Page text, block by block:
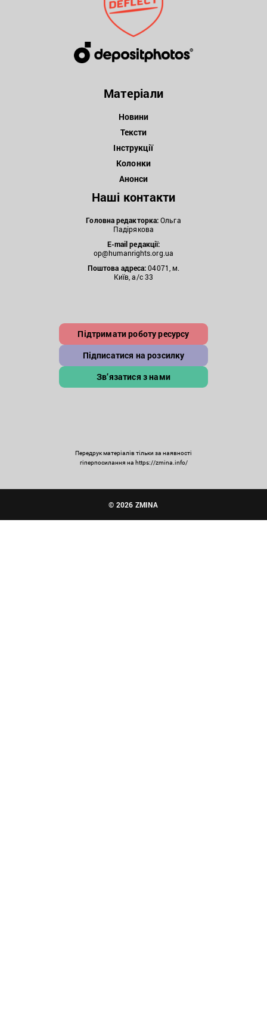
Матеріали
Новини
Тексти
Інструкції
Колонки
Анонси
Наші контакти
Головна редакторка:Ольга
Падірякова
E-mail редакції:
op@humanrights.org.ua
Поштова адреса:04071, м.
Київ, а/с 33
Підтримати роботу ресурсу
Підписатися на розсилку
Зв’язатися з нами
Передрук матеріалів тільки за наявності
гіперпосилання на https://zmina.info/
© 2026 ZMINA